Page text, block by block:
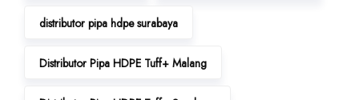
distributor pipa hdpe surabaya
Distributor Pipa HDPE Tuff+ Malang